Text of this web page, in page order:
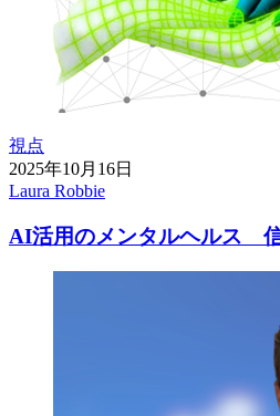
視点
2025年10月16日
Laura Robbie
AI活用のメンタルヘルス